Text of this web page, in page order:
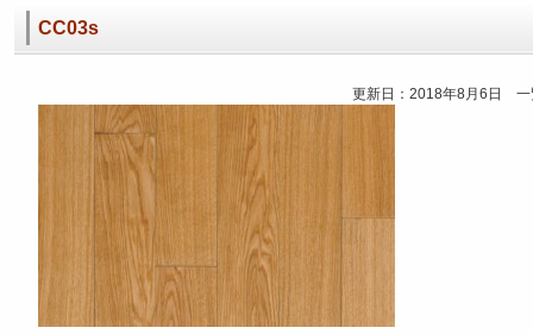
CC03s
更新日：2018年8月6日 一